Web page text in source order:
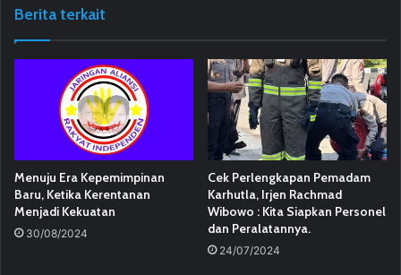
Berita terkait
Menuju Era Kepemimpinan
Baru, Ketika Kerentanan
Menjadi Kekuatan
30/08/2024
Cek Perlengkapan Pemadam
Karhutla, Irjen Rachmad
Wibowo : Kita Siapkan Personel
dan Peralatannya.
24/07/2024